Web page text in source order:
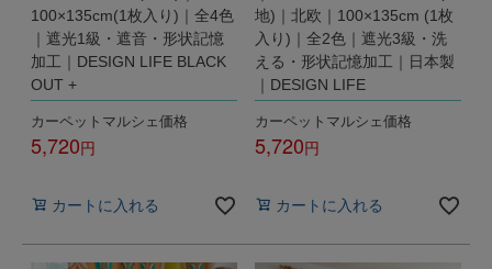
100×135cm(1枚入り)｜全4色
｜遮光1級・遮音・形状記憶
加工｜DESIGN LIFE BLACK
OUT +
カーペットマルシェ価格
5,720
カートに入れる
地)｜北欧｜100×135cm (1枚
入り)｜全2色｜遮光3級・洗
える・形状記憶加工｜日本製
｜DESIGN LIFE
カーペットマルシェ価格
5,720
カートに入れる